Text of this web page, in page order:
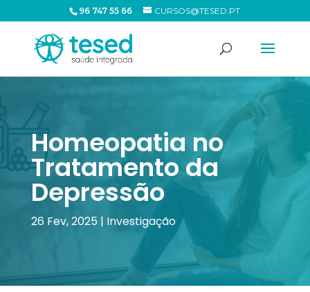
96 747 55 66 CURSOS@TESED.PT
Homeopatia no
Tratamento da
Depressão
26 Fev, 2025| Investigação